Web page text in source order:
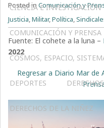
CIENCIA E INVESTIGACIÓN
COMUNICACIÓN Y PRENSA
COSMOS, ESPACIO,
DEPORTES
DERECHOS DE LA NIÑEZ
Posted inComunicación y
Justicia,Militar,Política,
Fuente: El cohete a la luna –
2022
Regresar a Diario Mar de